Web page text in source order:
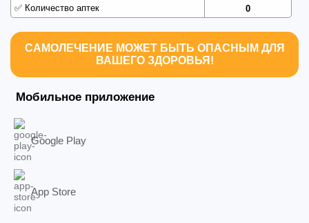
✅ Количество аптек 0
САМОЛЕЧЕНИЕ МОЖЕТ БЫТЬ ОПАСНЫМ ДЛЯ
ВАШЕГО ЗДОРОВЬЯ!
Мобильное приложение
Google Play
App Store